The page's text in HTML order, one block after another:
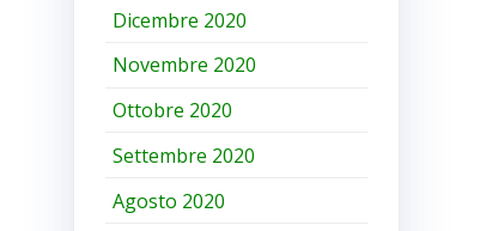
Dicembre 2020
Novembre 2020
Ottobre 2020
Settembre 2020
Agosto 2020